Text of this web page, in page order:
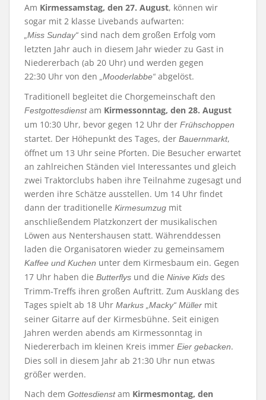
Am Kirmessamstag, den 27. August, können wir
sogar mit 2 klasse Livebands aufwarten:
„Miss Sunday“ sind nach dem großen Erfolg vom
letzten Jahr auch in diesem Jahr wieder zu Gast in
Niedererbach (ab 20 Uhr) und werden gegen
22:30 Uhr von den
„Mooderlabbe“ abgelöst.
Traditionell begleitet die Chorgemeinschaft den
Festgottesdienstam Kirmessonntag, den 28. August
um 10:30 Uhr, bevor gegen 12 Uhr der Frühschoppen
startet. Der Höhepunkt des Tages, der Bauernmarkt,
öffnet um 13 Uhr seine Pforten. Die Besucher erwartet
an zahlreichen Ständen viel Interessantes und gleich
zwei Traktorclubs haben ihre Teilnahme zugesagt und
werden ihre Schätze ausstellen. Um 14 Uhr findet
dann der traditionelle Kirmesumzug mit
anschließendem Platzkonzert der musikalischen
Löwen aus Nentershausen statt. Währenddessen
laden die Organisatoren wieder zu gemeinsamem
Kaffee und Kuchen unter dem Kirmesbaum ein. Gegen
17 Uhr haben die Butterflys und die Ninive Kids des
Trimm-Treffs ihren großen Auftritt. Zum Ausklang des
Tages spielt ab 18 Uhr Markus „Macky“ Müller mit
seiner Gitarre auf der Kirmesbühne. Seit einigen
Jahren werden abends am Kirmessonntag in
Niedererbach im kleinen Kreis immer Eier gebacken.
Dies soll in diesem Jahr ab 21:30 Uhr nun etwas
größer werden.
Nach dem Gottesdienstam Kirmesmontag, den